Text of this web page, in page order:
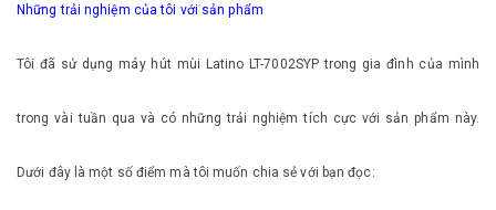
Những trải nghiệm của tôi với sản phẩm
Tôi đã sử dụng máy hút mùi Latino LT-7002SYP trong gia đình của mình
trong vài tuần qua và có những trải nghiệm tích cực với sản phẩm này.
Dưới đây là một số điểm mà tôi muốn chia sẻ với bạn đọc: